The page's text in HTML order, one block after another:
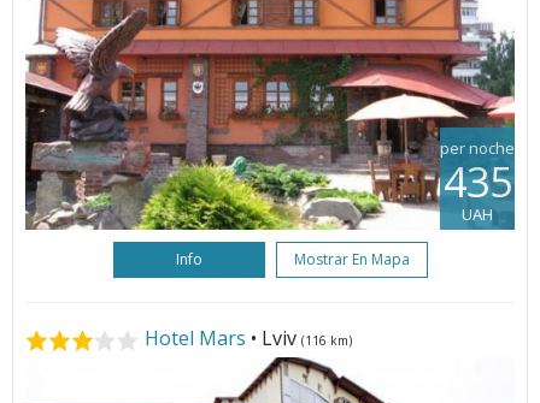
per noche
435
UAH
Info Mostrar En Mapa
Hotel Mars • Lviv (116 km)